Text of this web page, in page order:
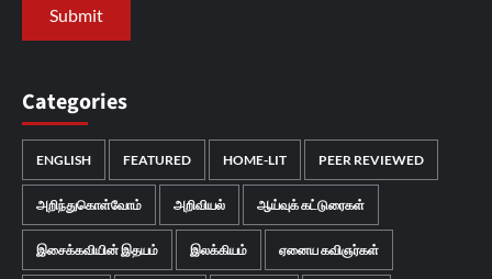
Categories
ENGLISH FEATURED HOME-LIT PEER REVIEWED
அறிந்துகொள்வோம் அறிவியல் ஆய்வுக் கட்டுரைகள்
இசைக்கவியின் இதயம் இலக்கியம் ஏனைய கவிஞர்கள்